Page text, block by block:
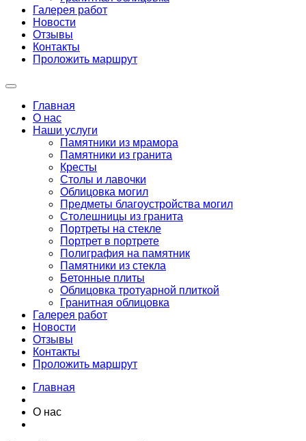
Галерея работ
Новости
Отзывы
Контакты
Проложить маршрут
Главная
О нас
Наши услуги
Памятники из мрамора
Памятники из гранита
Кресты
Столы и лавочки
Облицовка могил
Предметы благоустройства могил
Столешницы из гранита
Портреты на стекле
Портрет в портрете
Полиграфия на памятник
Памятники из стекла
Бетонные плиты
Облицовка тротуарной плиткой
Гранитная облицовка
Галерея работ
Новости
Отзывы
Контакты
Проложить маршрут
Главная
О нас